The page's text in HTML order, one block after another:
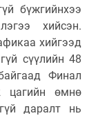
бүжгийнхээ
хийсэн.
хийгээд
сүүлийн 48
Финал
өмнө
даралт нь